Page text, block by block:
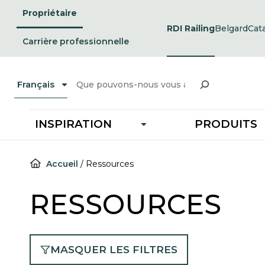
contenu
Propriétaire
Carrière professionnelle
RDI RailingBelgard
opens
new
Français
INSPIRATION PRODUITS
Accueil / Ressources
RESSOURCES
MASQUER LES FILTRES